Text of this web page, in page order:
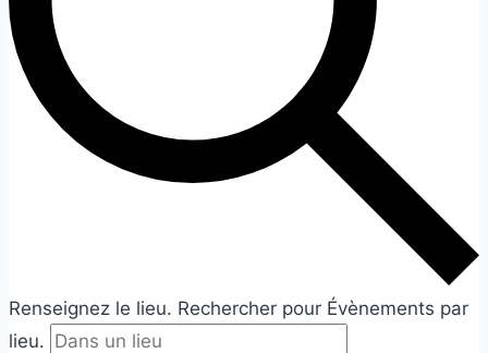
Renseignez le lieu. Rechercher pour Évènements par
lieu.